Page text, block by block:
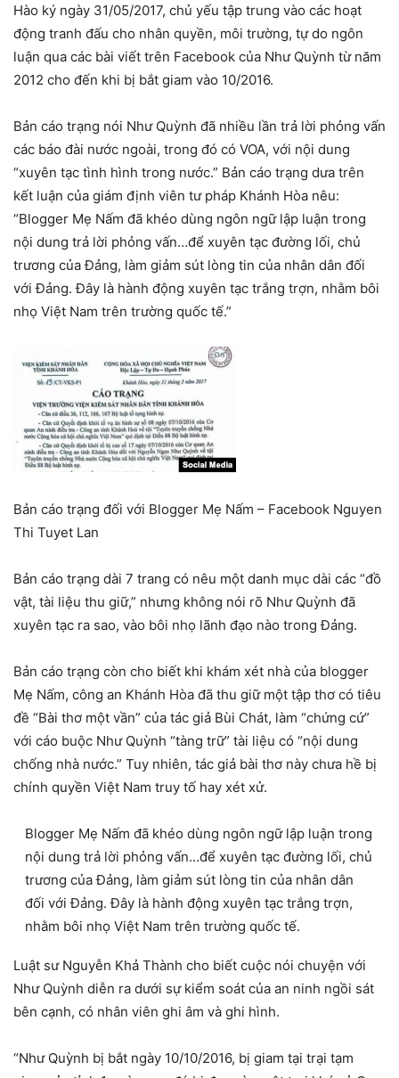
Hào ký ngày 31/05/2017, chủ yếu tập trung vào các hoạt
động tranh đấu cho nhân quyền, môi trường, tự do ngôn
luận qua các bài viết trên Facebook của Như Quỳnh từ năm
2012 cho đến khi bị bắt giam vào 10/2016.
Bản cáo trạng nói Như Quỳnh đã nhiều lần trả lời phỏng vấn
các báo đài nước ngoài, trong đó có VOA, với nội dung
“xuyên tạc tình hình trong nước.” Bản cáo trạng dưa trên
kết luận của giám định viên tư pháp Khánh Hòa nêu:
“Blogger Mẹ Nấm đã khéo dùng ngôn ngữ lập luận trong
nội dung trả lời phỏng vấn…để xuyên tạc đường lối, chủ
trương của Đảng, làm giảm sút lòng tin của nhân dân đối
với Đảng. Đây là hành động xuyên tạc trắng trợn, nhằm bôi
nhọ Việt Nam trên trường quốc tế.”
Bản cáo trạng đối với Blogger Mẹ Nấm – Facebook Nguyen
Thi Tuyet Lan
Bản cáo trạng dài 7 trang có nêu một danh mục dài các “đồ
vật, tài liệu thu giữ,” nhưng không nói rõ Như Quỳnh đã
xuyên tạc ra sao, vào bôi nhọ lãnh đạo nào trong Đảng.
Bản cáo trạng còn cho biết khi khám xét nhà của blogger
Mẹ Nấm, công an Khánh Hòa đã thu giữ một tập thơ có tiêu
đề “Bài thơ một vần” của tác giả Bùi Chát, làm “chứng cứ”
với cáo buộc Như Quỳnh “tàng trữ” tài liệu có “nội dung
chống nhà nước.” Tuy nhiên, tác giả bài thơ này chưa hề bị
chính quyền Việt Nam truy tố hay xét xử.
Blogger Mẹ Nấm đã khéo dùng ngôn ngữ lập luận trong
nội dung trả lời phỏng vấn…để xuyên tạc đường lối, chủ
trương của Đảng, làm giảm sút lòng tin của nhân dân
đối với Đảng. Đây là hành động xuyên tạc trắng trợn,
nhằm bôi nhọ Việt Nam trên trường quốc tế.
Luật sư Nguyễn Khả Thành cho biết cuộc nói chuyện với
Như Quỳnh diễn ra dưới sự kiểm soát của an ninh ngồi sát
bên cạnh, có nhân viên ghi âm và ghi hình.
“Như Quỳnh bị bắt ngày 10/10/2016, bị giam tại trại tạm